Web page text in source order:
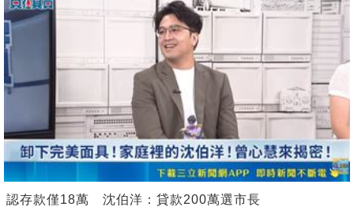
認存款僅18萬 沈伯洋：貸款200萬選市長